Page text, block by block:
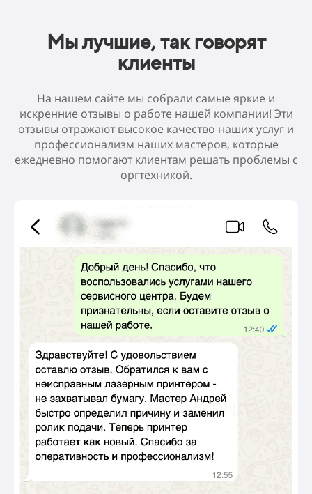
Мы лучшие, так говорят
клиенты
На нашем сайте мы собрали самые яркие и
искренние отзывы о работе нашей компании! Эти
отзывы отражают высокое качество наших услуг и
профессионализм наших мастеров, которые
ежедневно помогают клиентам решать проблемы с
оргтехникой.